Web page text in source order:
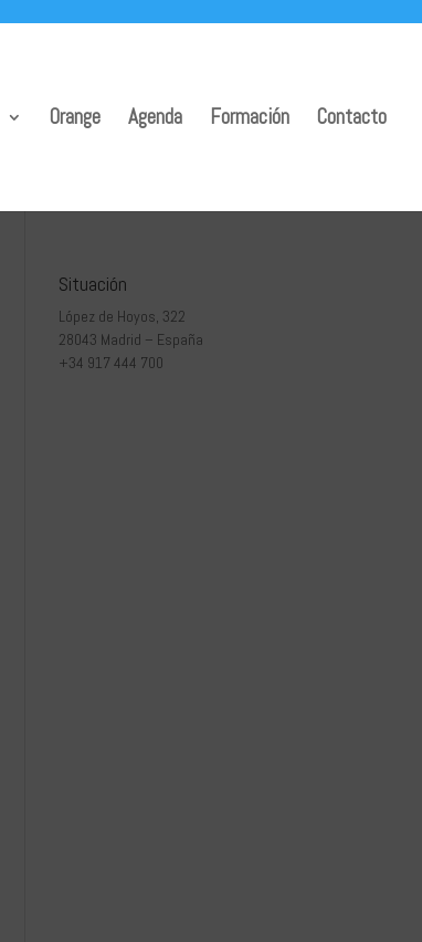
Orange Agenda Formación Contacto
Situación
López de Hoyos, 322
28043 Madrid – España
+34 917 444 700